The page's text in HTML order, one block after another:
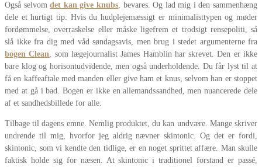
Også selvomdet kan give knubs, bevares. Og lad mig i den sammenhæng
dele et hurtigt tip: Hvis du hudplejemæssigt er minimalisttypen og møder
fordømmelse, overraskelse eller måske ligefrem et trodsigt rensepoliti, så
slå ikke fra dig med våd søndagsavis, men brug i stedet argumenterne fra
bogen Clean, som lægejournalist James Hamblin har skrevet. Den er ikke
bare klog og horisontudvidende, men også underholdende. Du får lyst til at
få en kaffeaftale med manden eller give ham et knus, selvom han er stoppet
med at gå i bad. Bogen er ikke en allemandssandhed, men nuancerede dele
af et sandhedsbillede for alle.
Tilbage til dagens emne. Nemlig produktet, du kan undvære. Mange skriver
undrende til mig, hvorfor jeg aldrig nævner skintonic. Og det er fordi,
skintonic, som vi kendte den tidlige, er en noget sprittet affære. Man skulle
faktisk holde sig for næsen. At skintonic i traditionel forstand er passé,